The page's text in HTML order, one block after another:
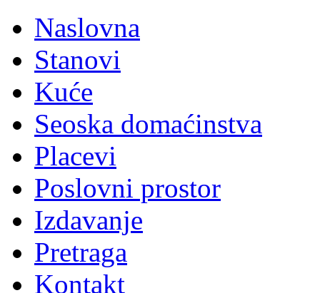
Naslovna
Stanovi
Kuće
Seoska domaćinstva
Placevi
Poslovni prostor
Izdavanje
Pretraga
Kontakt